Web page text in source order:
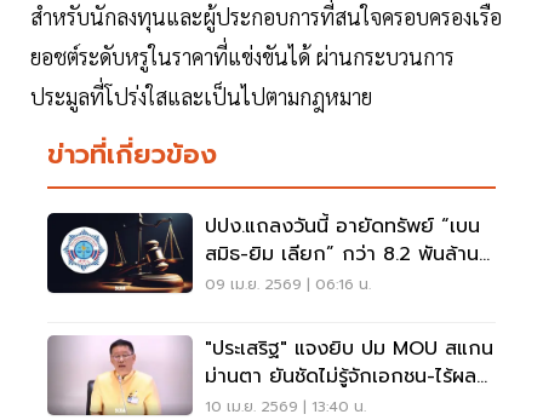
สำหรับนักลงทุนและผู้ประกอบการที่สนใจครอบครองเรือ
ยอชต์ระดับหรูในราคาที่แข่งขันได้ ผ่านกระบวนการ
ประมูลที่โปร่งใสและเป็นไปตามกฎหมาย
ข่าวที่เกี่ยวข้อง
ปปง.แถลงวันนี้ อายัดทรัพย์ “เบน
สมิธ-ยิม เลียก” กว่า 8.2 พันล้าน
บาท
09 เม.ย. 2569 | 06:16 น.
"ประเสริฐ" แจงยิบ ปม MOU สแกน
ม่านตา ยันชัดไม่รู้จักเอกชน-ไร้ผล
ประโยชน์
10 เม.ย. 2569 | 13:40 น.